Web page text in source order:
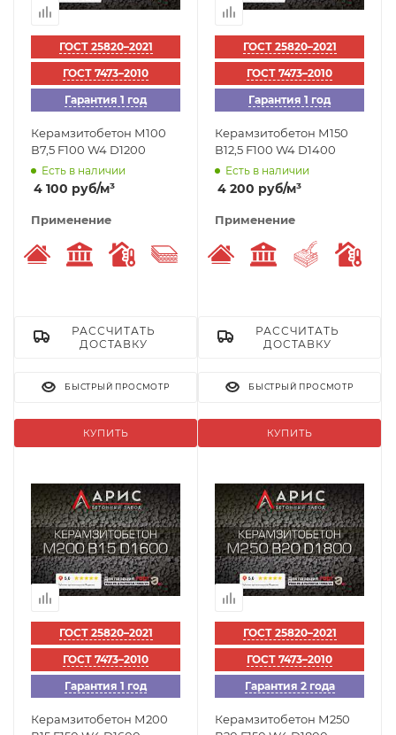
ГОСТ 25820–2021
ГОСТ 7473–2010
Гарантия 1 год
Керамзитобетон М100
В7,5 F100 W4 D1200
Есть в наличии
4 100 руб/м³
Применение
Устройство кровли
Заливка стилобата
Низкая теплопроводность
Заполнитель утеплитель
КУПИТЬ
РАССЧИТАТЬ
ДОСТАВКУ
БЫСТРЫЙ ПРОСМОТР
ГОСТ 25820–2021
ГОСТ 7473–2010
Гарантия 1 год
Керамзитобетон М150
В12,5 F100 W4 D1400
Есть в наличии
4 200 руб/м³
Применение
Устройство кровли
ЗаливкаЗаливка
КУПИТЬ
РАССЧИТАТЬ
ДОСТАВКУ
БЫСТРЫЙ ПРОСМОТР
ГОСТ 25820–2021
ГОСТ 7473–2010
Гарантия 1 год
Керамзитобетон М200
ГОСТ 25820–2021
ГОСТ 7473–2010
Гарантия 2 года
Керамзитобетон М250